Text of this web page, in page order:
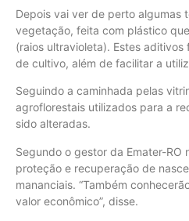
Depois vai ver de perto algumas
vegetação, feita com plástico
(raios ultravioleta). Estes
de cultivo, além de facilitar a
Seguindo a caminhada pelas
agroflorestais utilizados para a
sido alteradas.
Segundo o gestor da Emater-RO
proteção e recuperação de
mananciais. “Também
valor econômico”, disse.